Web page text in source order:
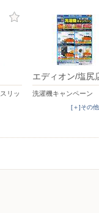
リッ
エディオン/塩尻
洗濯機キャンペーン
[＋]その